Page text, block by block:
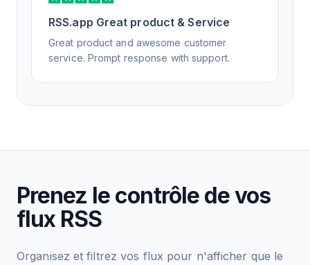
RSS.app Great product & Service
Great product and awesome customer
service. Prompt response with support.
Prenez le contrôle de vos
flux RSS
Organisez et filtrez vos flux pour n'afficher que le